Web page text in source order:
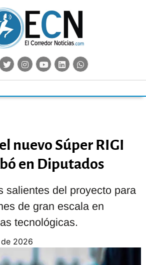
nuevo Súper RIGI
en Diputados
salientes del proyecto para
de gran escala en
tecnológicas.
2026